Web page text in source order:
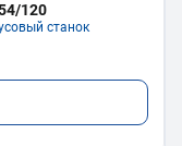
120
станок